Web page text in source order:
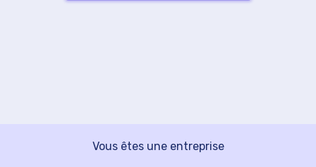
Vous êtes une entreprise